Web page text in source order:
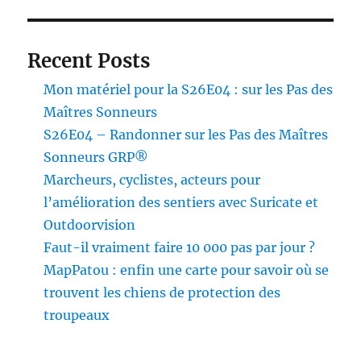
Recent Posts
Mon matériel pour la S26E04 : sur les Pas des
Maîtres Sonneurs
S26E04 – Randonner sur les Pas des Maîtres
Sonneurs GRP®
Marcheurs, cyclistes, acteurs pour
l’amélioration des sentiers avec Suricate et
Outdoorvision
Faut-il vraiment faire 10 000 pas par jour ?
MapPatou : enfin une carte pour savoir où se
trouvent les chiens de protection des
troupeaux